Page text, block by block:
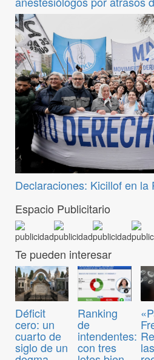
Declaraciones: Kicillof en la
Espacio Publicitario
Te pueden interesar
Déficit
cero: un
cuarto de
siglo de un
Ranking
de
intendentes:
con tres las